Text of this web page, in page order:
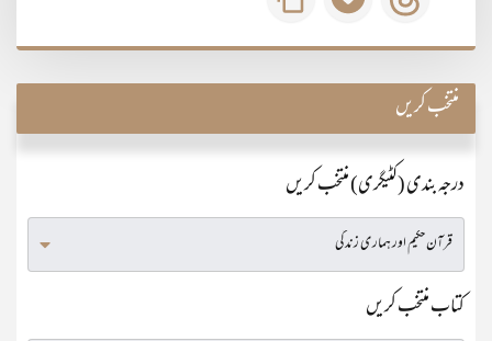
منتخب کریں
درجہ بندی (کٹیگری) منتخب کریں
کتاب منتخب کریں